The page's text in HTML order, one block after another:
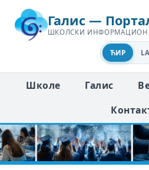
Галис —
ШКОЛСКИ
ЋИР
Школе Галис